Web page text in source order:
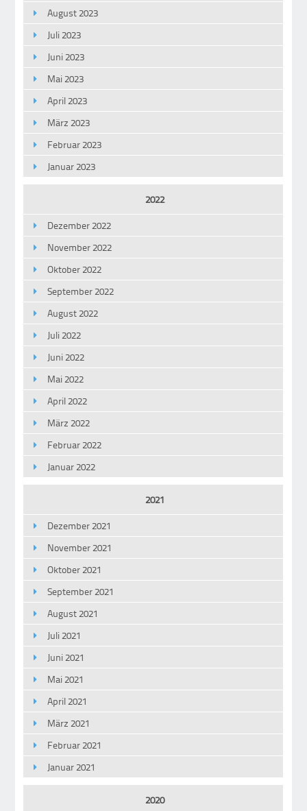
August 2023
Juli 2023
Juni 2023
Mai 2023
April 2023
März 2023
Februar 2023
Januar 2023
2022
Dezember 2022
November 2022
Oktober 2022
September 2022
August 2022
Juli 2022
Juni 2022
Mai 2022
April 2022
März 2022
Februar 2022
Januar 2022
2021
Dezember 2021
November 2021
Oktober 2021
September 2021
August 2021
Juli 2021
Juni 2021
Mai 2021
April 2021
März 2021
Februar 2021
Januar 2021
2020